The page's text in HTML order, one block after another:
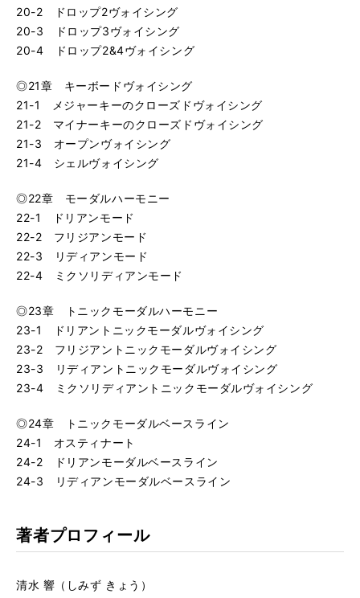
20-2 ドロップ2ヴォイシング
20-3 ドロップ3ヴォイシング
20-4 ドロップ2&4ヴォイシング
◎21章 キーボードヴォイシング
21-1 メジャーキーのクローズドヴォイシング
21-2 マイナーキーのクローズドヴォイシング
21-3 オープンヴォイシング
21-4 シェルヴォイシング
◎22章 モーダルハーモニー
22-1 ドリアンモード
22-2 フリジアンモード
22-3 リディアンモード
22-4 ミクソリディアンモード
◎23章 トニックモーダルハーモニー
23-1 ドリアントニックモーダルヴォイシング
23-2 フリジアントニックモーダルヴォイシング
23-3 リディアントニックモーダルヴォイシング
23-4 ミクソリディアントニックモーダルヴォイシング
◎24章 トニックモーダルベースライン
24-1 オスティナート
24-2 ドリアンモーダルベースライン
24-3 リディアンモーダルベースライン
著者プロフィール
清水 響（しみず きょう）